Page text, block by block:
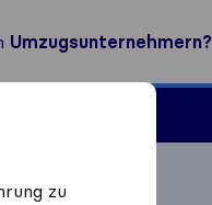
Umzugsunternehmern?
zu